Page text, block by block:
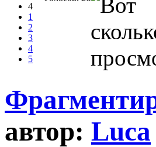
4
1
2
3
4
5
автор: Luca